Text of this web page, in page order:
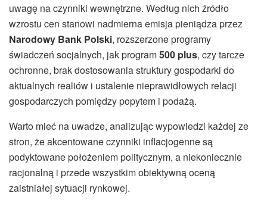
uwagę na czynniki wewnętrzne. Według nich źródło
wzrostu cen stanowi nadmierna emisja pieniądza przez
Narodowy Bank Polski, rozszerzone programy
świadczeń socjalnych, jak program500 plus, czy tarcze
ochronne, brak dostosowania struktury gospodarki do
aktualnych realiów i ustalenie nieprawidłowych relacji
gospodarczych pomiędzy popytem i podażą.
Warto mieć na uwadze, analizując wypowiedzi każdej ze
stron, że akcentowane czynniki inflacjogenne są
podyktowane położeniem politycznym, a niekoniecznie
racjonalną i przede wszystkim obiektywną oceną
zaistniałej sytuacji rynkowej.